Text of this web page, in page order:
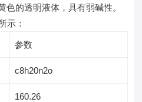
色的透明液体，具有弱碱性。
示：
参数
c8h20n2o
160.26